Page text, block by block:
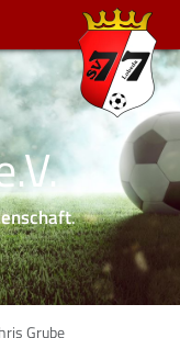
.
Grube